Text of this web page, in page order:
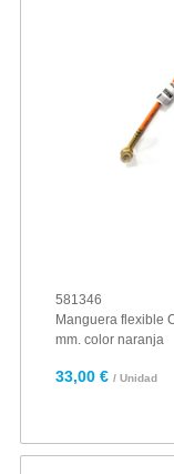
581346
Manguera flexible
mm. color naranja
33,00 € / Unidad